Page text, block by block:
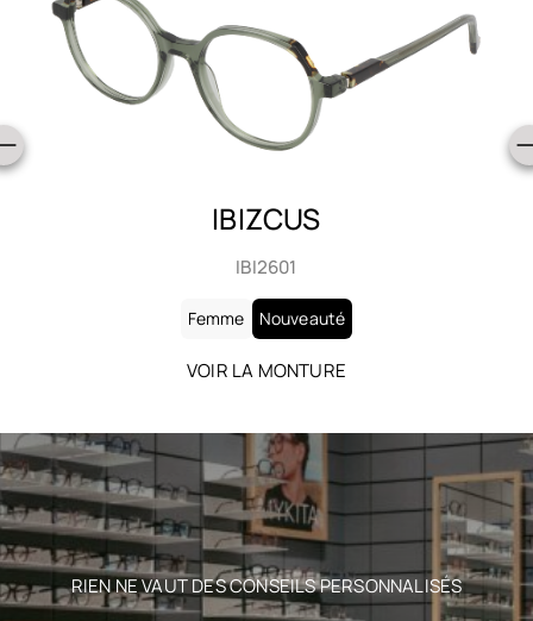
IBIZCUS
IBI2601
Femme Nouveauté
VOIR LA MONTURE
RIEN NE VAUT DES CONSEILS PERSONNALISÉS